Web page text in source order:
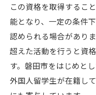
この資格を取得するこ
能となり、一定の条件
認められる場合があり
超えた活動を行うと資
す。磐田市をはじめと
外国人留学生が在籍し